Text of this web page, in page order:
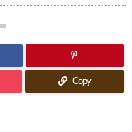
Copy